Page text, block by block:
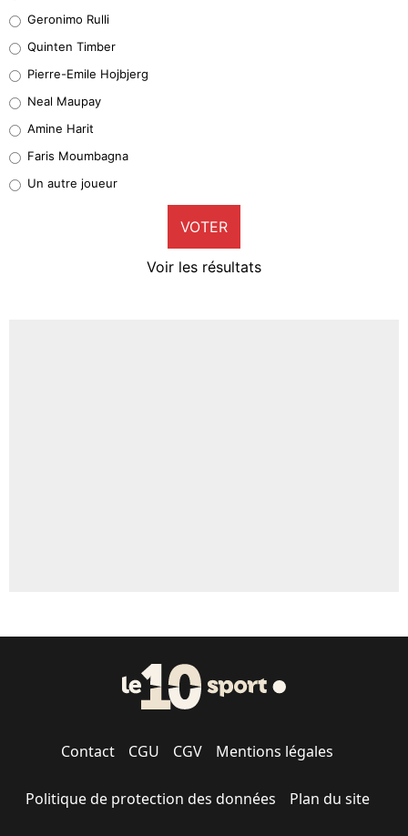
32%
5%
1%
9%
Geronimo Rulli
Quinten Timber
Pierre-Emile Hojbjerg
Neal Maupay
Amine Harit
Faris Moumbagna
Un autre joueur
VOTER
Voir les résultats
Contact CGU CGV Mentions légales
Politique de protection des données Plan du site